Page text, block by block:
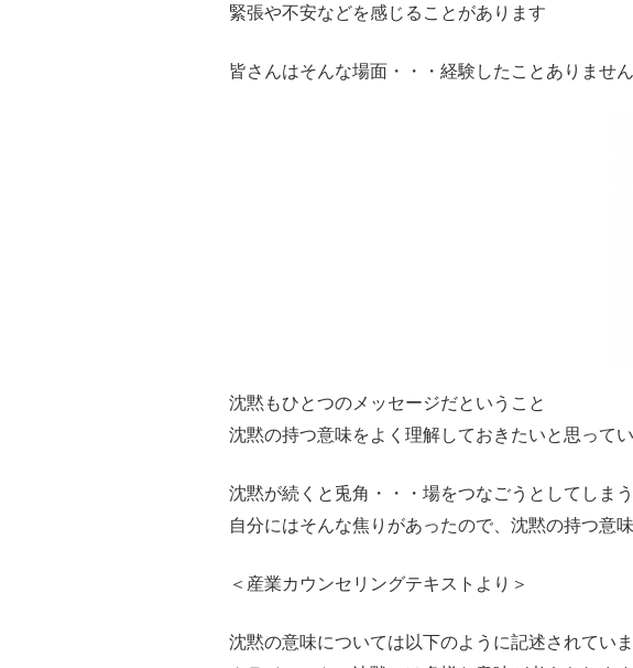
緊張や不安などを感じることがあります
皆さんはそんな場面・・・経験したことありませ
沈黙もひとつのメッセージだということ
沈黙の持つ意味をよく理解しておきたいと思ってい
沈黙が続くと兎角・・・場をつなごうとしてしまう
自分にはそんな焦りがあったので、沈黙の持つ意
＜産業カウンセリングテキストより＞
沈黙の意味については以下のように記述されてい